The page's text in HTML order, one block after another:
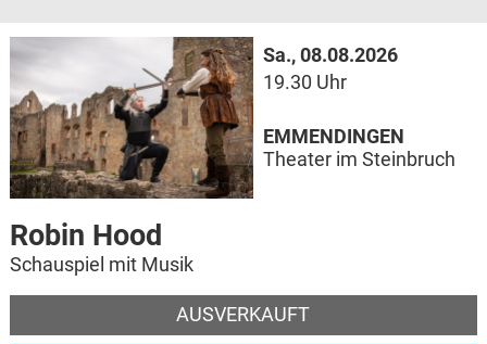
Sa., 08.08.2026
19.30 Uhr
Robin Hood
Schauspiel mit Musik
AUSVERKAUFT
EMMENDINGEN
Theater im Steinbruch